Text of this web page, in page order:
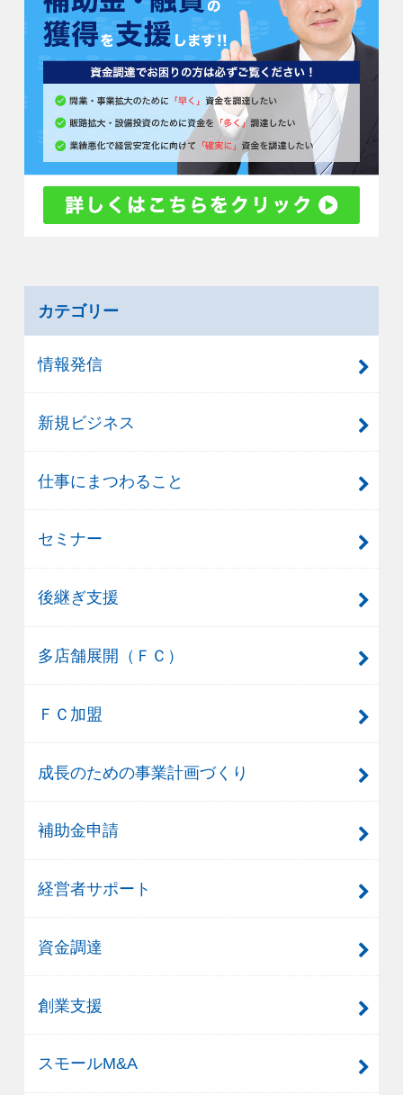
カテゴリー
情報発信
新規ビジネス
仕事にまつわること
セミナー
後継ぎ支援
多店舗展開（ＦＣ）
ＦＣ加盟
成長のための事業計画づくり
補助金申請
経営者サポート
資金調達
創業支援
スモールM&A